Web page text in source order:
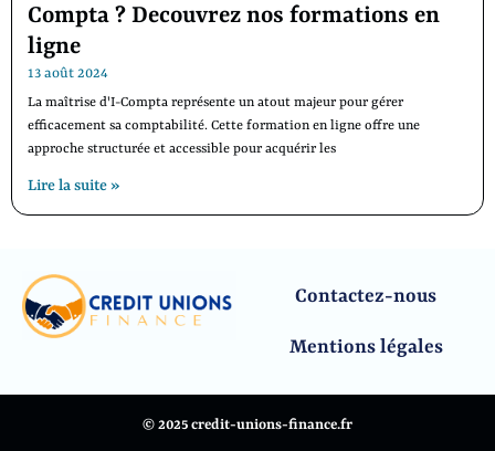
Compta ? Decouvrez nos formations en
ligne
13 août 2024
La maîtrise d'I-Compta représente un atout majeur pour gérer
efficacement sa comptabilité. Cette formation en ligne offre une
approche structurée et accessible pour acquérir les
Lire la suite »
Contactez-nous
Mentions légales
© 2025 credit-unions-finance.fr